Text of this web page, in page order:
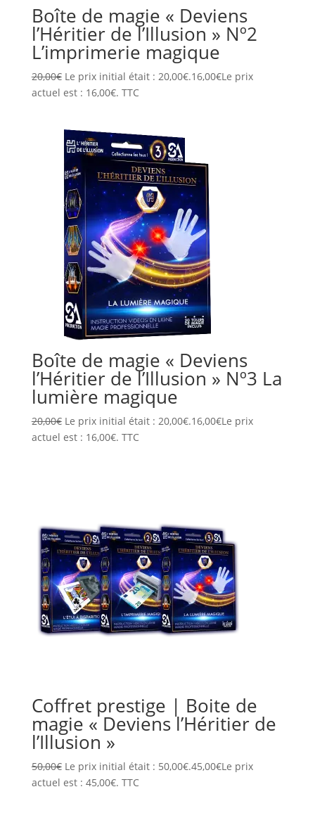
Boîte de magie « Deviens
l’Héritier de l’Illusion » Nº2
L’imprimerie magique
20,00€ Le prix initial était : 20,00€.16,00€Le prix
actuel est : 16,00€. TTC
Boîte de magie « Deviens
l’Héritier de l’Illusion » Nº3 La
lumière magique
20,00€ Le prix initial était : 20,00€.16,00€Le prix
actuel est : 16,00€. TTC
Coffret prestige | Boite de
magie « Deviens l’Héritier de
l’Illusion »
50,00€ Le prix initial était : 50,00€.45,00€Le prix
actuel est : 45,00€. TTC